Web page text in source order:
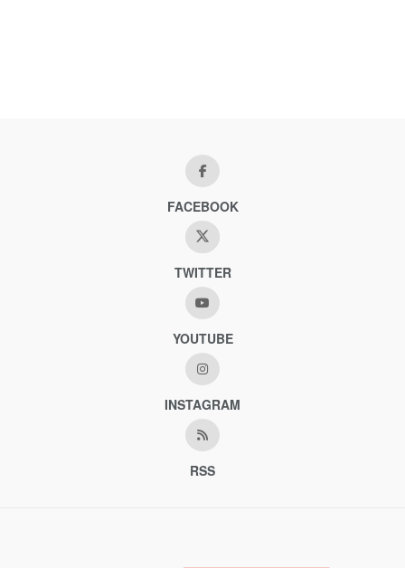
FACEBOOK
TWITTER
YOUTUBE
INSTAGRAM
RSS